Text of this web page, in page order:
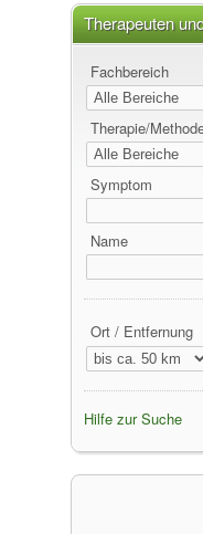
Therapeuten
Fachbereich
Therapie/
Symptom
Name
Ort / Entfernung
Hilfe zur Suche